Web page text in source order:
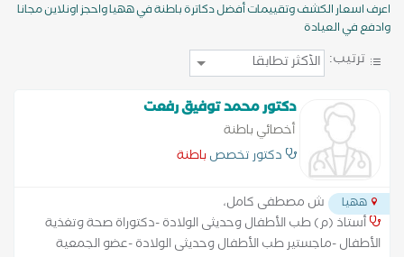
اعرف اسعار الكشف وتقييمات أفضل دكاترة باطنة في ههيا واحجز اونلاين مجانا
وادفع في العيادة
ترتيب:
دكتور محمد توفيق رفعت
أخصائي باطنة
دكتور تخصصباطنة
ههيا
ش مصطفى كامل،
أستاذ (م) طب الأطفال وحديثى الولادة -دكتوراة صحة وتغذية
الأطفال -ماجستير طب الأطفال وحديثى الولادة -عضو الجمعية